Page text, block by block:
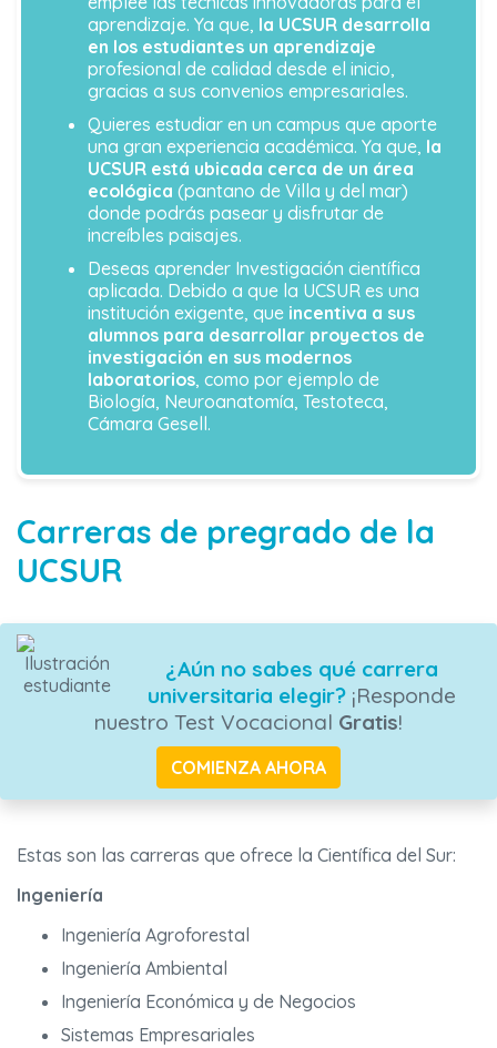
aprendizaje. Ya que, la UCSUR desarrolla
en los estudiantes un aprendizaje
profesional de calidad desde el inicio,
gracias a sus convenios empresariales.
Quieres estudiar en un campus que aporte
una gran experiencia académica. Ya que, la
UCSUR está ubicada cerca de un área
ecológica (pantano de Villa y del mar)
donde podrás pasear y disfrutar de
increíbles paisajes.
Deseas aprender Investigación científica
aplicada. Debido a que la UCSUR es una
institución exigente, que incentiva a sus
alumnos para desarrollar proyectos de
investigación en sus modernos
laboratorios, como por ejemplo de
Biología, Neuroanatomía, Testoteca,
Cámara Gesell.
Carreras de pregrado de la
UCSUR
¿Aún no sabes qué carrera
universitaria elegir?¡Responde
nuestro Test Vocacional Gratis!
COMIENZA AHORA
Estas son las carreras que ofrece la Científica del Sur:
Ingeniería
Ingeniería Agroforestal
Ingeniería Ambiental
Ingeniería Económica y de Negocios
Sistemas Empresariales